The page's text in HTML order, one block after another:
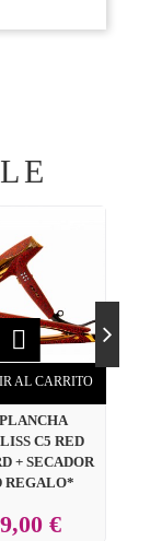

AL CARRITO
C5 RED
+ SECADOR
REGALO*
€